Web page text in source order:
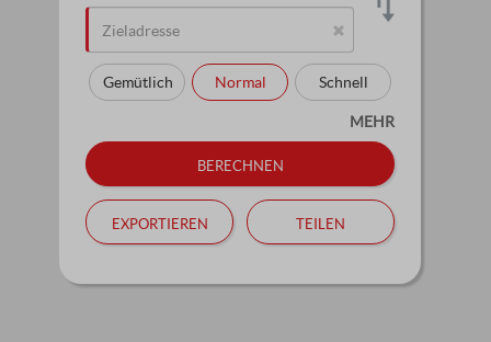
Gemütlich Normal Schnell
MEHR
berechnen
exportieren teilen